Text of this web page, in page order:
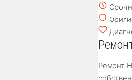
Ремонт